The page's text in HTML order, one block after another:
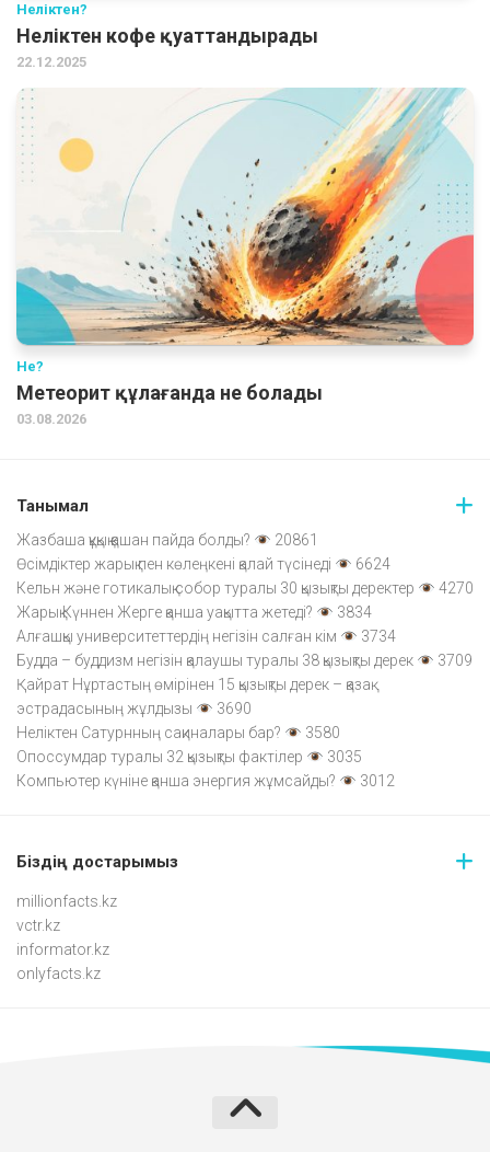
Неліктен?
Неліктен кофе қуаттандырады
22.12.2025
Не?
Метеорит құлағанда не болады
03.08.2026
Танымал
Жазбаша құқық қашан пайда болды?
20861
Өсімдіктер жарық пен көлеңкені қалай түсінеді
6624
Кельн және готикалық собор туралы 30 қызықты деректер
4270
Жарық Күннен Жерге қанша уақытта жетеді?
3834
Алғашқы университеттердің негізін салған кім
3734
Будда – буддизм негізін қалаушы туралы 38 қызықты дерек
3709
Қайрат Нұртастың өмірінен 15 қызықты дерек – қазақ
эстрадасының жұлдызы
3690
Неліктен Сатурнның сақиналары бар?
3580
Опоссумдар туралы 32 қызықты фактілер
3035
Компьютер күніне қанша энергия жұмсайды?
3012
Біздің достарымыз
millionfacts.kz
vctr.kz
informator.kz
onlyfacts.kz